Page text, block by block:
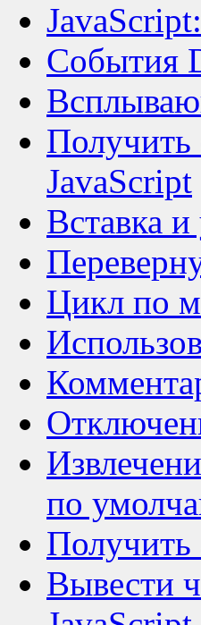
События
Получить
JavaScript
Вставка
Цикл по
по
Получить
Вывести